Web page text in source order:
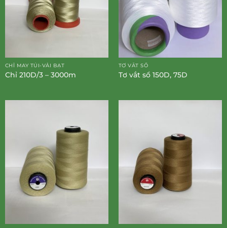
CHỈ MAY TÚI-VẢI BẠT
Chỉ 210D/3 – 3000m
TƠ VẮT SỔ
Tơ vắt sổ 150D, 75D